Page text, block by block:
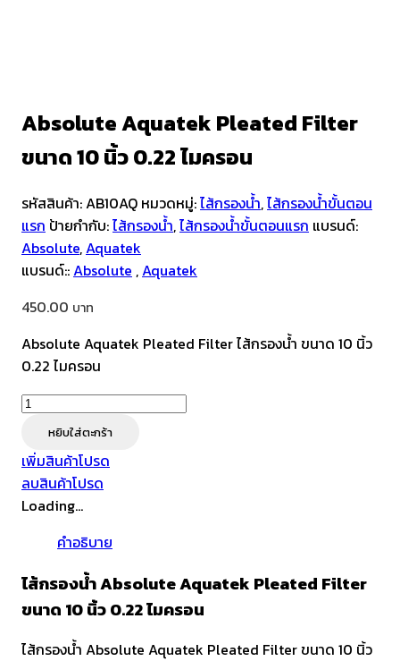
Absolute Aquatek Pleated Filter
ขนาด 10 นิ้ว 0.22 ไมครอน
รหัสสินค้า:AB10AQ หมวดหมู่:ไส้กรองน้ำ,ไส้กรองน้ำขั้นตอน
แรก ป้ายกำกับ:ไส้กรองน้ำ,ไส้กรองน้ำขั้นตอนแรก แบรนด์:
Absolute,Aquatek
แบรนด์::Absolute ,Aquatek
450.00
Absolute Aquatek Pleated Filter ไส้กรองน้ำ ขนาด 10 นิ้ว
0.22 ไมครอน
จำนวน
Absolute
Aquatek
Pleated
Filter
ขนาด
0.22
ไมครอน
หยิบใส่ตะกร้า
เพิ่มสินค้าโปรด
ลบสินค้าโปรด
Loading...
คำอธิบาย
ไส้กรองน้ำ Absolute Aquatek Pleated Filter
ขนาด 10 นิ้ว 0.22 ไมครอน
ไส้กรองน้ำ Absolute Aquatek Pleated Filter ขนาด 10 นิ้ว